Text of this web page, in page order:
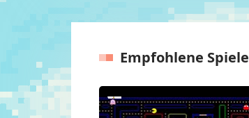
Empfohlene Spiele